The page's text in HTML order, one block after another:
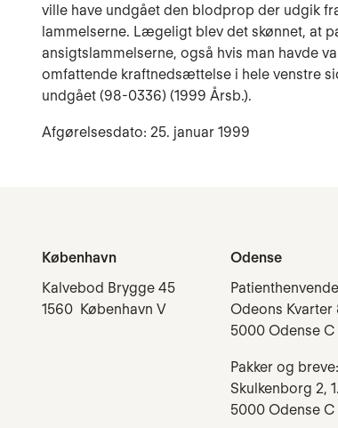
ville have undgået den blodprop der udgik
lammelserne. Lægeligt blev det skønnet, at
ansigtslammelserne, også hvis man havde
omfattende kraftnedsættelse i hele ven­stre
undgået (98-0336) (1999 Årsb.).
Afgørelsesdato: 25. januar 1999
København
Kalvebod Brygge 45
1560 København V
Odense
Odeons Kvarter
5000 Odense C
Pakker og breve:
Skulkenborg 2, 1.
5000 Odense C